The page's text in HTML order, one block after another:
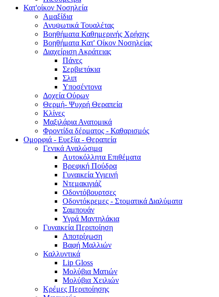
Κατ'οίκον Νοσηλεία
Αμαξίδια
Ανυψωτικά Τουαλέτας
Βοηθήματα Καθημερινής Χρήσης
Βοηθήματα Κατ' Οίκον Νοσηλείας
Διαχείριση Ακράτειας
Πάνες
Σερβιετάκια
Σλιπ
Υποσέντονα
Δοχεία Ούρων
Θερμή- Ψυχρή Θεραπεία
Κλίνες
Μαξιλάρια Ανατομικά
Φροντίδα δέρματος - Καθαρισμός
Ομορφιά - Ευεξία - Θεραπεία
Γενικά Αναλώσιμα
Αυτοκόλλητα Επιθέματα
Βρεφική Πούδρα
Γυναικεία Υγιεινή
Ντεμακιγιάζ
Οδοντόβουρτσες
Οδοντόκρεμες - Στοματικά Διαλύματα
Σαμπουάν
Υγρά Μαντηλάκια
Γυναικεία Περιποίηση
Αποτρίχωση
Βαφή Μαλλιών
Καλλυντικά
Lip Gloss
Μολύβια Ματιών
Μολύβια Χειλιών
Κρέμες Περιποίησης